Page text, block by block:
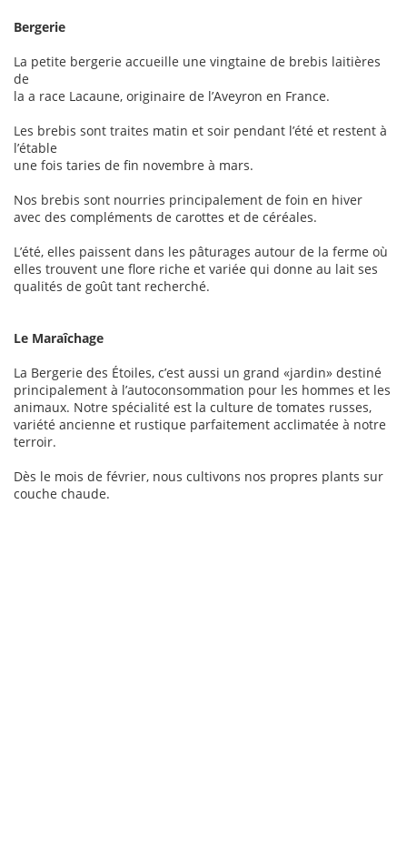
Bergerie
La petite bergerie accueille une vingtaine de brebis laitières
de
la a race Lacaune, originaire de l’Aveyron en France.
Les brebis sont traites matin et soir pendant l’été et restent à
l’étable
une fois taries de fin novembre à mars.
Nos brebis sont nourries principalement de foin en hiver
avec des compléments de carottes et de céréales.
L’été, elles paissent dans les pâturages autour de la ferme où
elles trouvent une flore riche et variée qui donne au lait ses
qualités de goût tant recherché.
Le Maraîchage
La Bergerie des Étoiles, c’est aussi un grand «jardin» destiné
principalement à l’autoconsommation pour les hommes et les
animaux. Notre spécialité est la culture de tomates russes,
variété ancienne et rustique parfaitement acclimatée à notre
terroir.
Dès le mois de février, nous cultivons nos propres plants sur
couche chaude.